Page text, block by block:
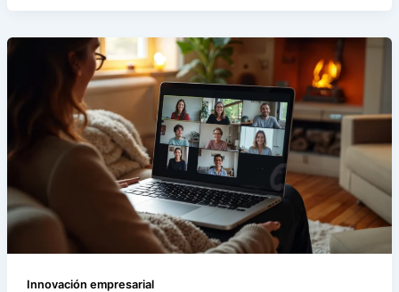
Innovación empresarial